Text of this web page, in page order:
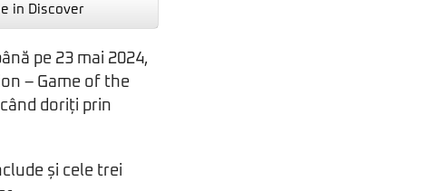
in Discover
pe 23 mai 2024,
– Game of the
doriți prin
și cele trei